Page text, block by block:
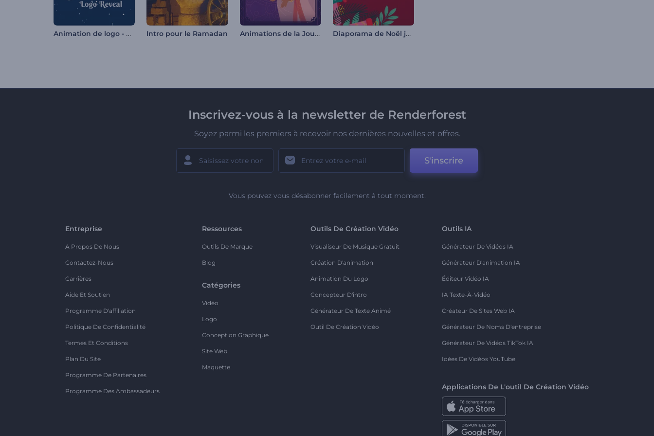
Animation de logo - Veille de Noël Intro pour le Ramadan Animations de la Journée de l'Indépendance de l'Inde Diaporama de Noël joyeux
Inscrivez-vous à la newsletter de Renderforest
Soyez parmi les premiers à recevoir nos dernières nouvelles et offres.
S'inscrire
Vous pouvez vous désabonner facilement à tout moment.
Entreprise
A Propos De Nous
Contactez-Nous
Carrières
Aide Et Soutien
Programme D'affiliation
Politique De Confidentialité
Termes Et Conditions
Plan Du Site
Programme De Partenaires
Programme Des Ambassadeurs
Ressources
Outils De Marque
Blog
Catégories
Vidéo
Logo
Conception Graphique
Site Web
Maquette
Outils De Création Vidéo
Visualiseur De Musique Gratuit
Création D'animation
Animation Du Logo
Concepteur D'intro
Générateur De Texte Animé
Outil De Création Vidéo
Outils IA
Générateur De Vidéos IA
Générateur D'animation IA
Éditeur Vidéo IA
IA Texte-À-Vidéo
Créateur De Sites Web IA
Générateur De Noms D'entreprise
Générateur De Vidéos TikTok IA
Idées De Vidéos YouTube
Applications De L'outil De Création Vidéo